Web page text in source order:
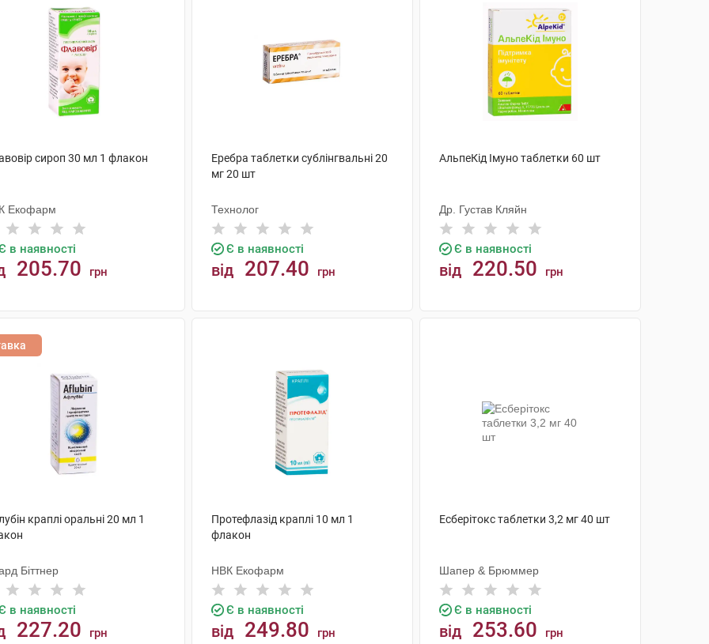
сироп 30 мл 1 флакон
Екофарм
в наявності
205.70 грн
Еребра таблетки сублінгвальні 20
мг 20 шт
Технолог
Є в наявності
від 207.40 грн
АльпеКід Імуно таблетки 60 шт
Др. Густав Кляйн
Є в наявності
від 220.50 грн
краплі оральні 20 мл 1
Біттнер
в наявності
227.20 грн
Протефлазід краплі 10 мл 1
флакон
НВК Екофарм
Є в наявності
від 249.80 грн
Есберітокс таблетки 3,2 мг 40 шт
Шапер & Брюммер
Є в наявності
від 253.60 грн